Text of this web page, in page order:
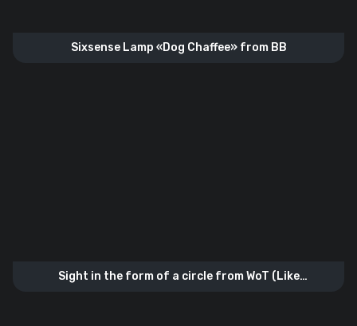
Sixsense Lamp «Dog Chaffee» from BB
Sight in the form of a circle from WoT (Like